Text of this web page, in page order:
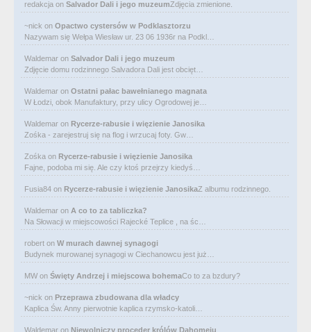
redakcja on Salvador Dali i jego muzeumZdjęcia zmienione.
~nick on Opactwo cystersów w Podklasztorzu
Nazywam się Wełpa Wiesław ur. 23 06 1936r na Podkl…
Waldemar on Salvador Dali i jego muzeum
Zdjęcie domu rodzinnego Salvadora Dali jest obcięt…
Waldemar on Ostatni pałac bawełnianego magnata
W Łodzi, obok Manufaktury, przy ulicy Ogrodowej je…
Waldemar on Rycerze-rabusie i więzienie Janosika
Zośka - zarejestruj się na flog i wrzucaj foty. Gw…
Zośka on Rycerze-rabusie i więzienie Janosika
Fajne, podoba mi się. Ale czy ktoś przejrzy kiedyś…
Fusia84 on Rycerze-rabusie i więzienie JanosikaZ albumu rodzinnego.
Waldemar on A co to za tabliczka?
Na Słowacji w miejscowości Rajecké Teplice , na śc…
robert on W murach dawnej synagogi
Budynek murowanej synagogi w Ciechanowcu jest już…
MW on Święty Andrzej i miejscowa bohemaCo to za bzdury?
~nick on Przeprawa zbudowana dla władcy
Kaplica Św. Anny pierwotnie kaplica rzymsko-katoli…
Waldemar on Niewolniczy proceder królów Dahomeju